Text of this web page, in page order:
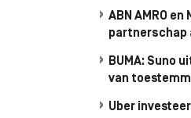
ABN AMRO
partnerschap
BUMA: Suno
van
Uber